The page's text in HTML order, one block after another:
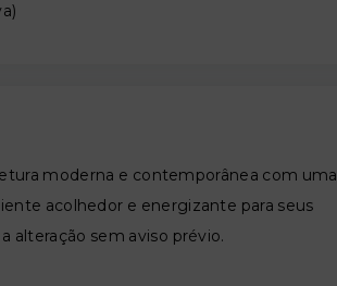
)
moderna e contemporânea com uma
acolhedor e energizante para seus
alteração sem aviso prévio.